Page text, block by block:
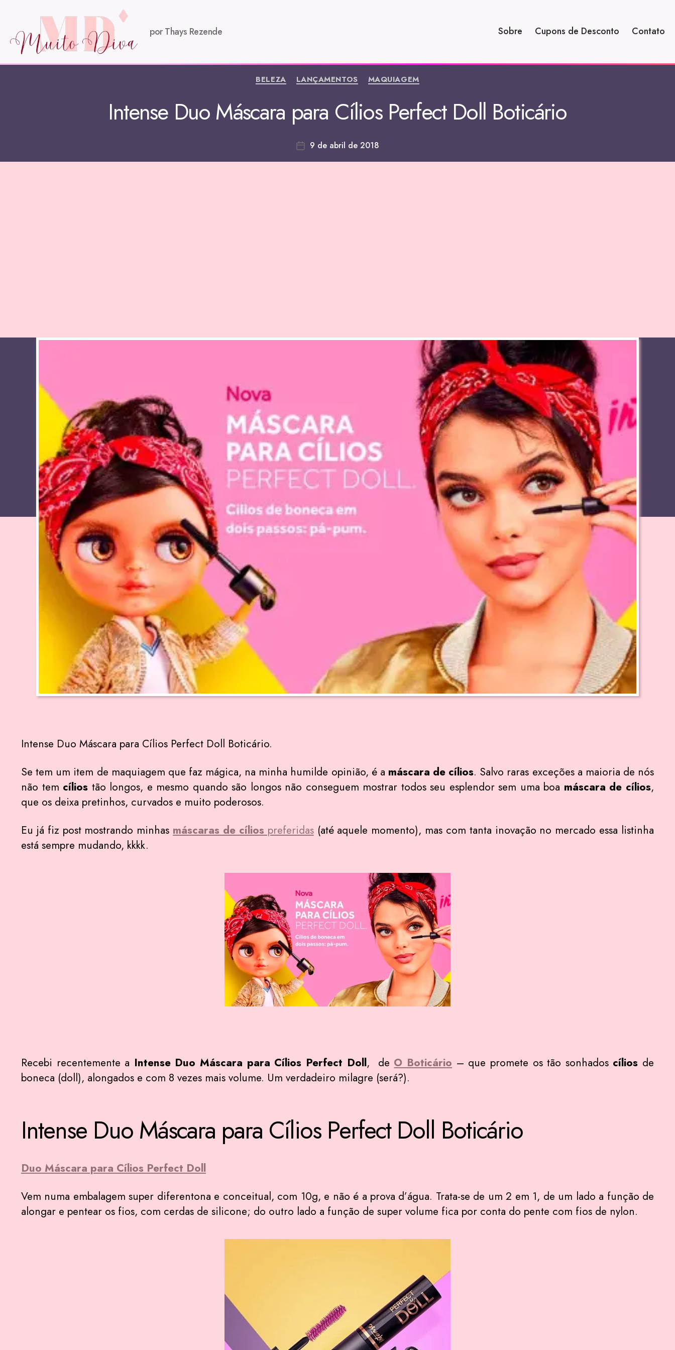
por Thays Rezende Sobre Cupons de Desconto Contato
BELEZA LANÇAMENTOS MAQUIAGEM
Intense Duo Máscara para Cílios Perfect Doll Boticário
9 de abril de 2018
Intense Duo Máscara para Cílios Perfect Doll Boticário.
Se tem um item de maquiagem que faz mágica, na minha humilde opinião, é a máscara de cílios. Salvo raras exceções a maioria de nós
não tem cílios tão longos, e mesmo quando são longos não conseguem mostrar todos seu esplendor sem uma boa máscara de cílios,
que os deixa pretinhos, curvados e muito poderosos.
Eu já fiz post mostrando minhas máscaras de cílios preferidas(até aquele momento), mas com tanta inovação no mercado essa listinha
está sempre mudando, kkkk.
Recebi recentemente a Intense Duo Máscara para Cílios Perfect Doll, de O Boticário – que promete os tão sonhados cílios de
boneca (doll), alongados e com 8 vezes mais volume. Um verdadeiro milagre (será?).
Intense Duo Máscara para Cílios Perfect Doll Boticário
Duo Máscara para Cílios Perfect Doll
Vem numa embalagem super diferentona e conceitual, com 10g, e não é a prova d’água. Trata-se de um 2 em 1, de um lado a função de
alongar e pentear os fios, com cerdas de silicone; do outro lado a função de super volume fica por conta do pente com fios de nylon.